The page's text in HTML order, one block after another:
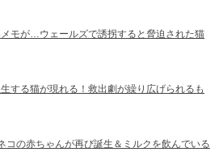
モが…ウェールズで誘拐すると脅迫された猫
する猫が現れる！救出劇が繰り広げられるも
コの赤ちゃんが再び誕生＆ミルクを飲んでいる